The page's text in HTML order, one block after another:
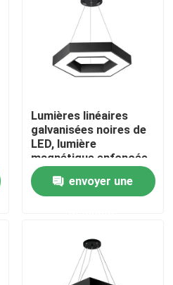
Lumières linéaires
galvanisées noires de
LED, lumière
magnétique enfoncée
en aluminium de voie
de LED envoyer une